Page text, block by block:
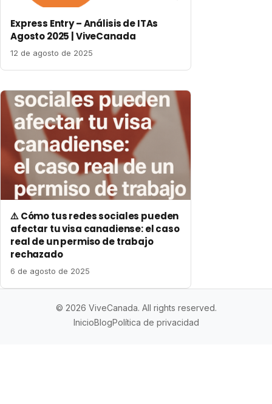
Express Entry – Análisis de ITAs
Agosto 2025 | ViveCanada
12 de agosto de 2025
⚠️ Cómo tus redes sociales pueden
afectar tu visa canadiense: el caso
real de un permiso de trabajo
rechazado
6 de agosto de 2025
© 2026 ViveCanada. All rights reserved.
InicioBlogPolítica de privacidad